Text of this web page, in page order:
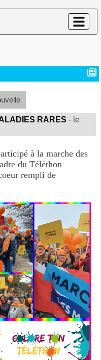
RARES - le
à la marche des
du Téléthon
rempli de